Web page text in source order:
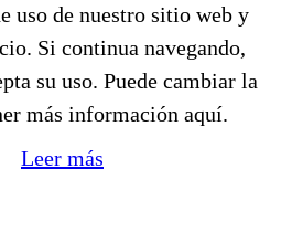
uso de nuestro sitio web y
Si continua navegando,
su uso. Puede cambiar la
más información aquí.
Leer más